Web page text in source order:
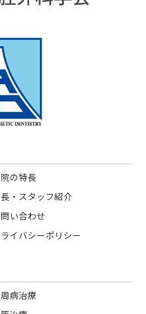
の特長
・スタッフ紹介
い合わせ
イバシーポリシー
病治療